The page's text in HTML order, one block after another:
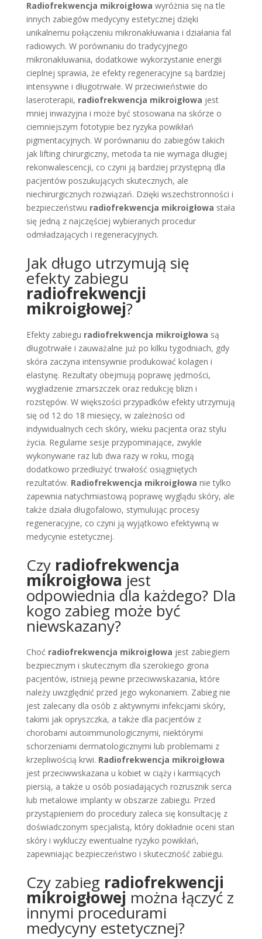
Radiofrekwencja mikroigłowa wyróżnia się na tle
innych zabiegów medycyny estetycznej dzięki
unikalnemu połączeniu mikronakłuwania i działania fal
radiowych. W porównaniu do tradycyjnego
mikronakłuwania, dodatkowe wykorzystanie energii
cieplnej sprawia, że efekty regeneracyjne są bardziej
intensywne i długotrwałe. W przeciwieństwie do
laseroterapii, radiofrekwencja mikroigłowa jest
mniej inwazyjna i może być stosowana na skórze o
ciemniejszym fototypie bez ryzyka powikłań
pigmentacyjnych. W porównaniu do zabiegów takich
jak lifting chirurgiczny, metoda ta nie wymaga długiej
rekonwalescencji, co czyni ją bardziej przystępną dla
pacjentów poszukujących skutecznych, ale
niechirurgicznych rozwiązań. Dzięki wszechstronności i
bezpieczeństwu radiofrekwencja mikroigłowa stała
się jedną z najczęściej wybieranych procedur
odmładzających i regeneracyjnych.
Jak długo utrzymują się
efekty zabiegu
radiofrekwencji
mikroigłowej?
Efekty zabiegu radiofrekwencja mikroigłowa są
długotrwałe i zauważalne już po kilku tygodniach, gdy
skóra zaczyna intensywnie produkować kolagen i
elastynę. Rezultaty obejmują poprawę jędrności,
wygładzenie zmarszczek oraz redukcję blizn i
rozstępów. W większości przypadków efekty utrzymują
się od 12 do 18 miesięcy, w zależności od
indywidualnych cech skóry, wieku pacjenta oraz stylu
życia. Regularne sesje przypominające, zwykle
wykonywane raz lub dwa razy w roku, mogą
dodatkowo przedłużyć trwałość osiągniętych
rezultatów. Radiofrekwencja mikroigłowa nie tylko
zapewnia natychmiastową poprawę wyglądu skóry, ale
także działa długofalowo, stymulując procesy
regeneracyjne, co czyni ją wyjątkowo efektywną w
medycynie estetycznej.
Czy radiofrekwencja
mikroigłowa jest
odpowiednia dla każdego? Dla
kogo zabieg może być
niewskazany?
Choć radiofrekwencja mikroigłowa jest zabiegiem
bezpiecznym i skutecznym dla szerokiego grona
pacjentów, istnieją pewne przeciwwskazania, które
należy uwzględnić przed jego wykonaniem. Zabieg nie
jest zalecany dla osób z aktywnymi infekcjami skóry,
takimi jak opryszczka, a także dla pacjentów z
chorobami autoimmunologicznymi, niektórymi
schorzeniami dermatologicznymi lub problemami z
krzepliwością krwi. Radiofrekwencja mikroigłowa
jest przeciwwskazana u kobiet w ciąży i karmiących
piersią, a także u osób posiadających rozrusznik serca
lub metalowe implanty w obszarze zabiegu. Przed
przystąpieniem do procedury zaleca się konsultację z
doświadczonym specjalistą, który dokładnie oceni stan
skóry i wykluczy ewentualne ryzyko powikłań,
zapewniając bezpieczeństwo i skuteczność zabiegu.
Czy zabieg radiofrekwencji
mikroigłowej można łączyć z
innymi procedurami
medycyny estetycznej?